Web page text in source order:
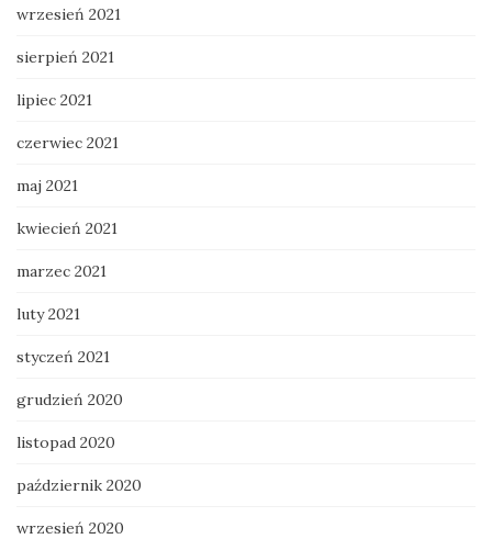
wrzesień 2021
sierpień 2021
lipiec 2021
czerwiec 2021
maj 2021
kwiecień 2021
marzec 2021
luty 2021
styczeń 2021
grudzień 2020
listopad 2020
październik 2020
wrzesień 2020